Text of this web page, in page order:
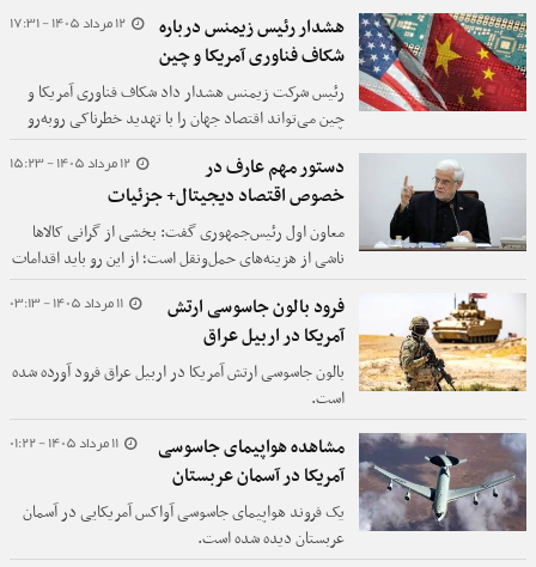
12 مرداد 1405 - 17:31
هشدار رئیس زیمنس درباره
شکاف فناوری آمریکا و چین
رئیس شرکت زیمنس هشدار داد شکاف فناوری آمریکا و
چین می‌تواند اقتصاد جهان را با تهدید خطرناکی روبه‌رو
کند.
12 مرداد 1405 - 15:23
دستور مهم عارف در
خصوص اقتصاد دیجیتال+ جزئیات
معاون اول رئیس‌جمهوری گفت: بخشی از گرانی کالاها
ناشی از هزینه‌های حمل‌ونقل است؛ از این رو باید اقدامات
لازم برای اصلاح مقررات این حوزه انجام شود تا ظرف دو تا
سه ماه آینده نتایج ملموسی حاصل شود.
11 مرداد 1405 - 03:13
فرود بالون جاسوسی ارتش
آمریکا در اربیل عراق
بالون جاسوسی ارتش آمریکا در اربیل عراق فرود آورده شده
است.
11 مرداد 1405 - 01:22
مشاهده هواپیمای جاسوسی
آمریکا در آسمان عربستان
یک فروند هواپیمای جاسوسی آواکس آمریکایی در آسمان
عربستان دیده شده است.